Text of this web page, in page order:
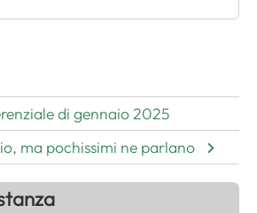
di gennaio 2025
ma pochissimi ne parlano